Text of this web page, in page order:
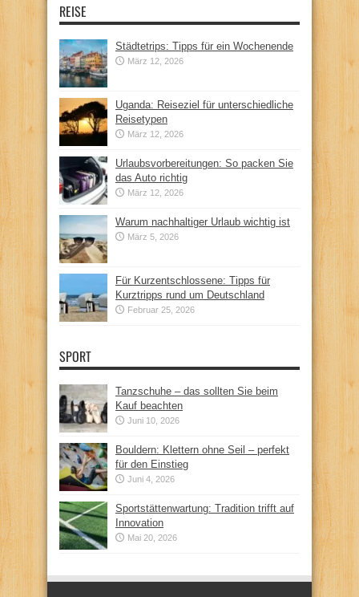
REISE
Städtetrips: Tipps für ein Wochenende
März 12, 2026
Uganda: Reiseziel für unterschiedliche
Reisetypen
März 12, 2026
Urlaubsvorbereitungen: So packen Sie
das Auto richtig
März 12, 2026
Warum nachhaltiger Urlaub wichtig ist
März 5, 2026
Für Kurzentschlossene: Tipps für
Kurztripps rund um Deutschland
Februar 25, 2026
SPORT
Tanzschuhe – das sollten Sie beim
Kauf beachten
Juni 10, 2026
Bouldern: Klettern ohne Seil – perfekt
für den Einstieg
Juni 4, 2026
Sportstättenwartung: Tradition trifft auf
Innovation
Mai 20, 2026